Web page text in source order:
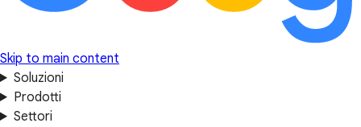
Skip to main content
Soluzioni
Prodotti
Settori